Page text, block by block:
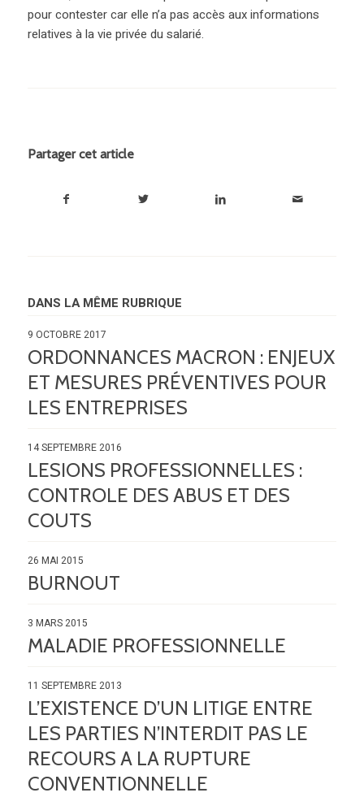
pour contester car elle n’a pas accès aux informations
relatives à la vie privée du salarié.
Partager cet article
DANS LA MÊME RUBRIQUE
9 OCTOBRE 2017
ORDONNANCES MACRON : ENJEUX
ET MESURES PRÉVENTIVES POUR
LES ENTREPRISES
14 SEPTEMBRE 2016
LESIONS PROFESSIONNELLES :
CONTROLE DES ABUS ET DES
COUTS
26 MAI 2015
BURNOUT
3 MARS 2015
MALADIE PROFESSIONNELLE
11 SEPTEMBRE 2013
L’EXISTENCE D’UN LITIGE ENTRE
LES PARTIES N’INTERDIT PAS LE
RECOURS A LA RUPTURE
CONVENTIONNELLE